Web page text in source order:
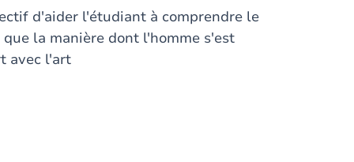
d'aider l'étudiant à comprendre le
la manière dont l'homme s'est
avec l'art